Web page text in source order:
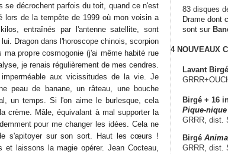
se décrochent parfois du toit, quand ce n'est
lors de la tempête de 1999 où mon voisin a
entraînés par l'antenne satellite, sont
Dragon dans l'horoscope chinois, scorpion
propre cosmogonie (j'ai même habité rue
je renais régulièrement de mes cendres.
aux vicissitudes de la vie. Je
peau de banane, un râteau, une bouche
un temps. Si l'on aime le burlesque, cela
crème. Mâle, équivalant à mal supporter la
pour me changer les idées. Cela ne
s'apitoyer sur son sort. Haut les cœurs !
laissons la magie opérer. Jean Cocteau,
83 disques
Drame dont
sont sur
4 NOUVEAUX
Lavant Birgé
Birgé + 16
Pique-
GRRR, dist.
Birgé
GRRR, dist.